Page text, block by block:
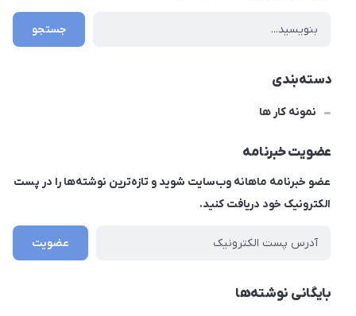
جستجو
دسته‌بندی
نمونه کار ها
عضویت خبرنامه
عضو خبرنامه ماهانه وب‌سایت شوید و تازه‌ترین نوشته‌ها را در پست
الکترونیک خود دریافت کنید.
عضویت
بایگانی نوشته‌ها